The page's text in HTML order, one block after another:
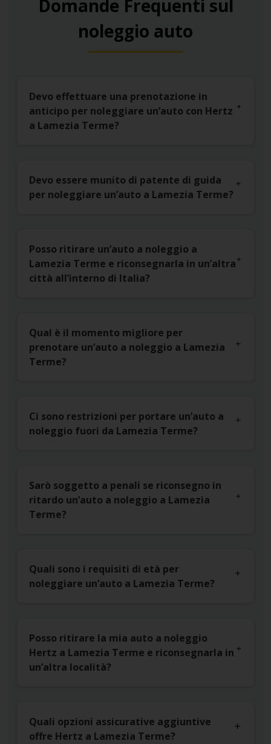
Domande Frequenti sul
noleggio auto
Devo effettuare una prenotazione in
anticipo per noleggiare un’auto con Hertz
a Lamezia Terme?
Devo essere munito di patente di guida
per noleggiare un’auto a Lamezia Terme?
Posso ritirare un’auto a noleggio a
Lamezia Terme e riconsegnarla in un’altra
città all’interno di Italia?
Qual è il momento migliore per
prenotare un’auto a noleggio a Lamezia
Terme?
Ci sono restrizioni per portare un’auto a
noleggio fuori da Lamezia Terme?
Sarò soggetto a penali se riconsegno in
ritardo un’auto a noleggio a Lamezia
Terme?
Quali sono i requisiti di età per
noleggiare un’auto a Lamezia Terme?
Posso ritirare la mia auto a noleggio
Hertz a Lamezia Terme e riconsegnarla in
un’altra località?
Quali opzioni assicurative aggiuntive
offre Hertz a Lamezia Terme?